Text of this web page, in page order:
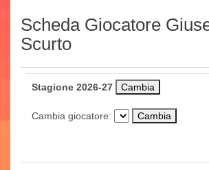
Scheda Giocatore
Scurto
Stagione 2026-27
Cambia giocatore: